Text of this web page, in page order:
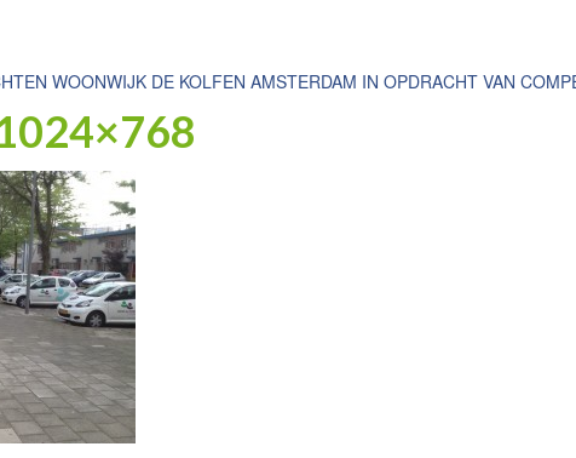
WOONWIJK DE KOLFEN AMSTERDAM IN OPDRACHT VAN